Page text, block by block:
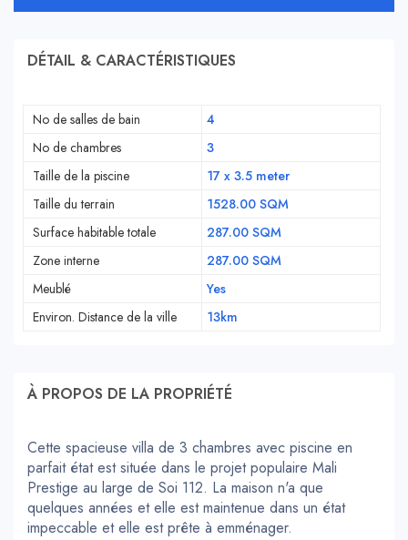
DÉTAIL & CARACTÉRISTIQUES
No de salles de bain
4
No de chambres
3
Taille de la piscine
17 x 3.5 meter
Taille du terrain
1528.00 SQM
Surface habitable totale
287.00 SQM
Zone interne
287.00 SQM
Meublé
Yes
Environ. Distance de la ville
13km
À PROPOS DE LA PROPRIÉTÉ
Cette spacieuse villa de 3 chambres avec piscine en
parfait état est située dans le projet populaire Mali
Prestige au large de Soi 112. La maison n'a que
quelques années et elle est maintenue dans un état
impeccable et elle est prête à emménager.